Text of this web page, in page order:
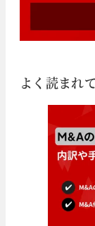
よく読まれ